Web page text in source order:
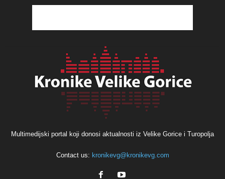
Multimedijski portal koji donosi aktualnosti iz Velike Gorice i Turopolja
Contact us: kronikevg@kronikevg.com